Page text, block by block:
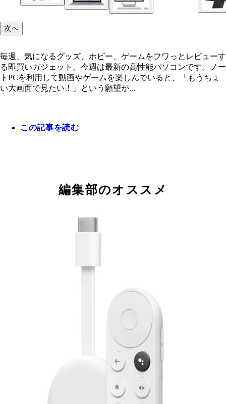
Surface Pro 9 マイクロソフト／16万2580円～（直
格）
Surface Studio 2+ マイクロソフト／71万9180円～
価格）／11月1日発売
9800円～／10月26日発売
次へ
毎週、気になるグッズ、ホビー、ゲームをフワっとレビューす
る即買いガジェット。今週は最新の高性能パソコンです。ノー
トPCを利用して動画やゲームを楽しんでいると、「もうちょ
い大画面で見たい！」という願望が...
この記事を読む
編集部のオススメ